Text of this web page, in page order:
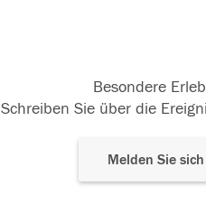
Besondere
Schreiben Sie über die
Melden Sie